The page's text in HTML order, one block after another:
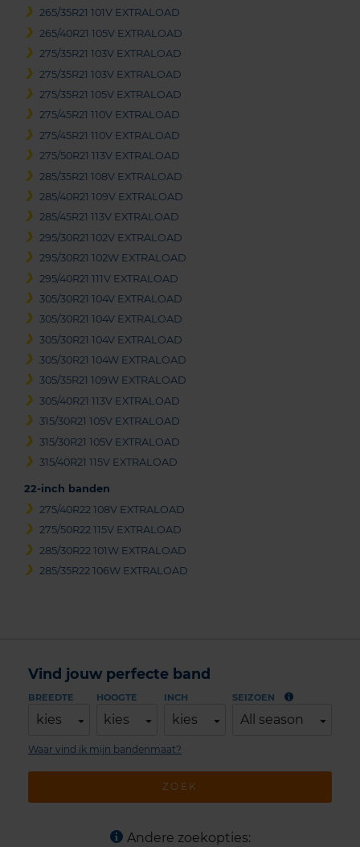
265/35R21 101V EXTRALOAD
265/40R21 105V EXTRALOAD
275/35R21 103V EXTRALOAD
275/35R21 103V EXTRALOAD
275/35R21 105V EXTRALOAD
275/45R21 110V EXTRALOAD
275/45R21 110V EXTRALOAD
275/50R21 113V EXTRALOAD
285/35R21 108V EXTRALOAD
285/40R21 109V EXTRALOAD
285/45R21 113V EXTRALOAD
295/30R21 102V EXTRALOAD
295/30R21 102W EXTRALOAD
295/40R21 111V EXTRALOAD
305/30R21 104V EXTRALOAD
305/30R21 104V EXTRALOAD
305/30R21 104V EXTRALOAD
305/30R21 104W EXTRALOAD
305/35R21 109W EXTRALOAD
305/40R21 113V EXTRALOAD
315/30R21 105V EXTRALOAD
315/30R21 105V EXTRALOAD
315/40R21 115V EXTRALOAD
22-inch banden
275/40R22 108V EXTRALOAD
275/50R22 115V EXTRALOAD
285/30R22 101W EXTRALOAD
285/35R22 106W EXTRALOAD
Vind jouw perfecte band
BREEDTE
kies
HOOGTE
kies
INCH
kies
SEIZOEN
All season
ZOEK
Waar vind ik mijn bandenmaat?
Andere zoekopties: